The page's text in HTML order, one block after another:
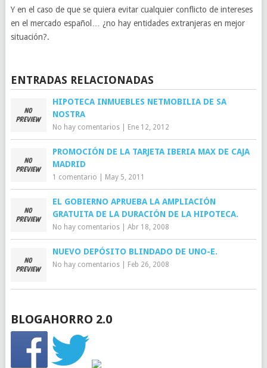
Y en el caso de que se quiera evitar cualquier conflicto de intereses
en el mercado español… ¿no hay entidades extranjeras en mejor
situación?.
ENTRADAS RELACIONADAS
HIPOTECA INMUEBLES NETMOBILIA DE SA
NOSTRA
No hay comentarios| Ene 12, 2012
PROMOCIÓN DE LA TARJETA IBERIA MAX DE CAJA
MADRID
1 comentario May 5, 2011
EL GOBIERNO APRUEBA LA AMPLIACIÓN
GRATUITA DE LA DURACIÓN DE LA HIPOTECA.
No hay comentarios| Abr 18, 2008
NUEVO DEPÓSITO BLINDADO DE UNO-E.
No hay comentarios| Feb 26, 2008
BLOGAHORRO 2.0